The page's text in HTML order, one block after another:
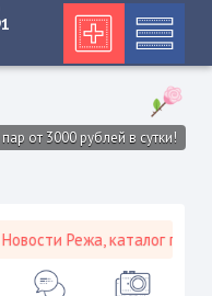
от 3000 рублей в сутки!
Режа, каталог